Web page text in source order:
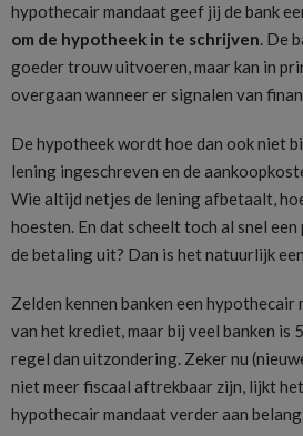
hypothecair mandaat geef jij de bank
om de hypotheek in te schrijven. De
goeder trouw uitvoeren, maar kan in
overgaan wanneer er signalen van
De hypotheek wordt hoe dan ook niet
lening ingeschreven en de
Wie altijd netjes de lening afbetaalt,
hoesten. En dat scheelt toch al snel
de betaling uit? Dan is het natuurlijk
Zelden kennen banken een
van het krediet, maar bij veel banken is
regel dan uitzondering. Zeker nu
niet meer fiscaal aftrekbaar zijn, lijkt
hypothecair mandaat verder aan